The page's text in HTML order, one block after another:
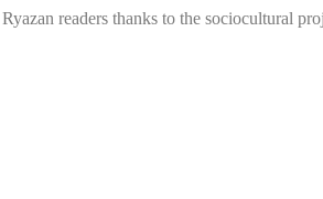
readers thanks to the sociocultural